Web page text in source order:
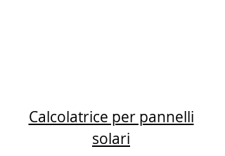
Calcolatrice per pannelli
solari